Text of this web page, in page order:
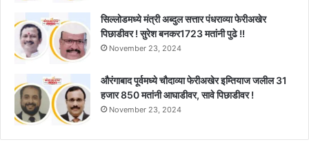
सिल्लोडमध्ये मंत्री अब्दुल सत्तार पंधराव्या फेरीअखेर
पिछाडीवर ! सुरेश बनकर1723 मतांनी पुढे !!
November 23, 2024
औरंगाबाद पूर्वमध्ये चौदाव्या फेरीअखेर इम्तियाज जलील 31
हजार 850 मतांनी आघाडीवर, सावे पिछाडीवर !
November 23, 2024